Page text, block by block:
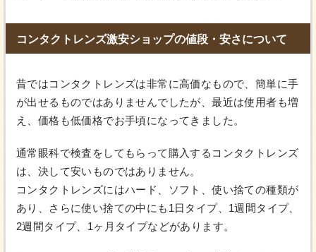
コンタクトレンズ激安ショップの値段・安さについて
昔ではコンタクトレンズは非常に高価なもので、簡単に手
が出せるものではありませんでしたが、最近は使用者も増
え、価格も低価格でお手頃になってきました。
通常眼科で検査をしてもらって購入するコンタクトレンズ
は、決して安いものではありません。
コンタクトレンズにはハード、ソフト、使い捨ての種類が
あり、さらに使い捨ての中にも1日タイプ、1週間タイプ、
2週間タイプ、1ヶ月タイプなどがあります。